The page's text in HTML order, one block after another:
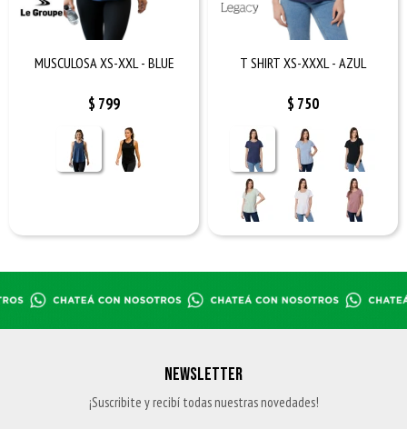
MUSCULOSA XS-XXL - BLUE
$ 799
T SHIRT XS-XXXL - AZUL
$ 750
NEWSLETTER
¡Suscribite y recibí todas nuestras novedades!